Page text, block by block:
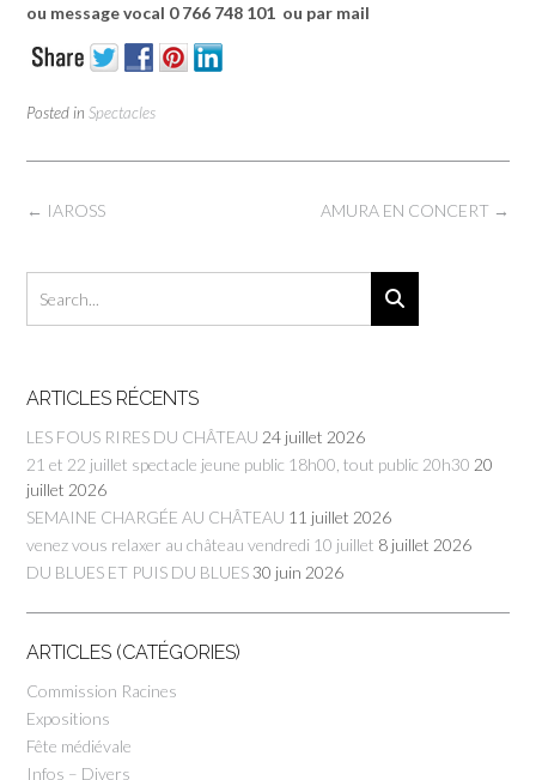
ou message vocal 0 766 748 101 ou par mail
Posted in Spectacles
Post
AMURA EN CONCERT →
← IAROSS
ARTICLES RÉCENTS
LES FOUS RIRES DU CHÂTEAU 24 juillet 2026
21 et 22 juillet spectacle jeune public 18h00, tout public 20h30 20
juillet 2026
SEMAINE CHARGÉE AU CHÂTEAU 11 juillet 2026
venez vous relaxer au château vendredi 10 juillet 8 juillet 2026
DU BLUES ET PUIS DU BLUES30 juin 2026
ARTICLES (CATÉGORIES)
Commission Racines
Expositions
Fête médiévale
Infos – Divers